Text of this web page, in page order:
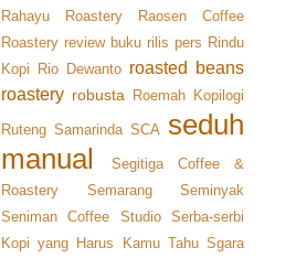
Rahayu Roastery
Raosen Coffee
Roastery review buku rilis pers Rindu
Kopi Rio Dewanto roasted beans
roastery robusta Roemah Kopilogi
Ruteng Samarinda SCA seduh
manual
Segitiga Coffee &
Roastery
Semarang
Seminyak
Seniman Coffee Studio
Serba-serbi
Kopi yang Harus Kamu Tahu Sgara